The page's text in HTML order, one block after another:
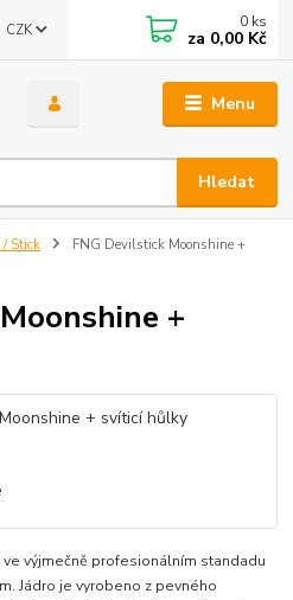
Menu
CZK
Hledat
0 ks
za 0,00 Kč
/ Stick
FNG Devilstick Moonshine +
+
výjmečně profesionálním standadu
Jádro je vyrobeno z pevného